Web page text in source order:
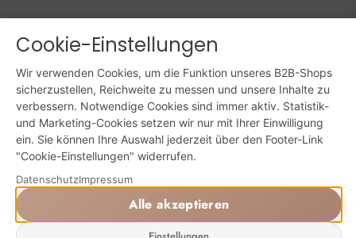
Öffnungszeiten
Wir sind persönlich, für Sie da:
Mo - Do: 09:00 - 16:00 Uhr
Fr: 09:00 - 15:00 Uhr
Sa + So: geschlossen
Online bestellen: 24/7
Powered by Digital Solutions NF
AGB Impressum Datenschutz
Cookie-Einstellungen
Wir verwenden Cookies, um die Funktion unseres B2B-Shops
sicherzustellen, Reichweite zu messen und unsere Inhalte zu
verbessern. Notwendige Cookies sind immer aktiv. Statistik-
und Marketing-Cookies setzen wir nur mit Ihrer Einwilligung
ein. Sie können Ihre Auswahl jederzeit über den Footer-Link
"Cookie-Einstellungen" widerrufen.
DatenschutzImpressum
Alle akzeptieren